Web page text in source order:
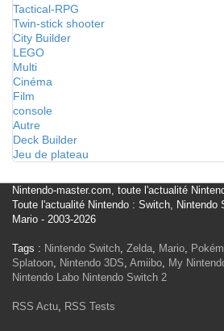
Tactical-RPG
Twin-stick shooter
City Builder
LEGO
Multi
Cinéma
Film
console
Autre
Deck Builder
Jeu de plateau
Nintendo-master.com, toute l'actualité
Toute l'actualité Nintendo : Switch, Nintendo
Mario - 2003-2026
Tags : Nintendo Switch, Zelda, Mario,
Splatoon, Nintendo 3DS, Amiibo, My
Nintendo Labo Nintendo Switch 2
RSS Actu, RSS Tests